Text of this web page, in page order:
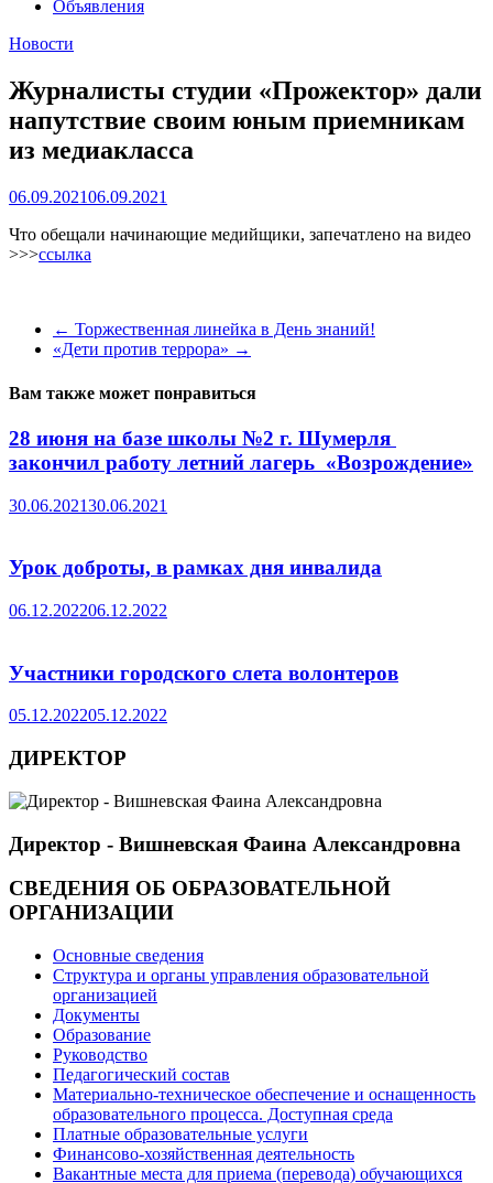
Объявления
Новости
Журналисты студии «Прожектор» дали
напутствие своим юным приемникам
из медиакласса
06.09.202106.09.2021
Что обещали начинающие медийщики, запечатлено на видео
>>>ссылка
← Торжественная линейка в День знаний!
«Дети против террора» →
Вам также может понравиться
28 июня на базе школы №2 г. Шумерля
закончил работу летний лагерь «Возрождение»
30.06.202130.06.2021
Урок доброты, в рамках дня инвалида
06.12.202206.12.2022
Участники городского слета волонтеров
05.12.202205.12.2022
ДИРЕКТОР
Директор - Вишневская Фаина Александровна
СВЕДЕНИЯ ОБ ОБРАЗОВАТЕЛЬНОЙ
ОРГАНИЗАЦИИ
Основные сведения
Структура и органы управления образовательной
организацией
Документы
Образование
Руководство
Педагогический состав
Материально-техническое обеспечение и оснащенность
образовательного процесса. Доступная среда
Платные образовательные услуги
Финансово-хозяйственная деятельность
Вакантные места для приема (перевода) обучающихся